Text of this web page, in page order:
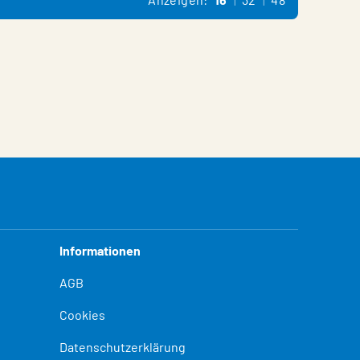
Informationen
AGB
Cookies
Datenschutzerklärung